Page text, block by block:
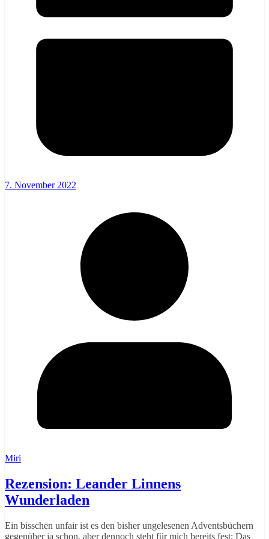
7. November 2022
Miri
Rezension: Leander Linnens
Wunderladen
Ein bisschen unfair ist es den bisher ungelesenen Adventsbüchern
gegenüber ja schon, aber dennoch steht für mich bereits fest: Das